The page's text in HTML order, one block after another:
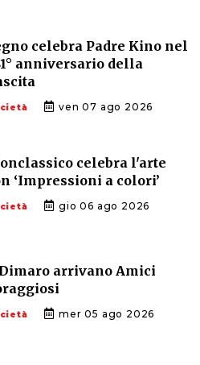
celebra Padre Kino nel
anniversario della
ven 07 ago 2026
celebra l'arte
‘Impressioni a colori’
gio 06 ago 2026
arrivano Amici
mer 05 ago 2026